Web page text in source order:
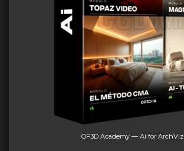
OF3D Academy — Ai for ArchViz